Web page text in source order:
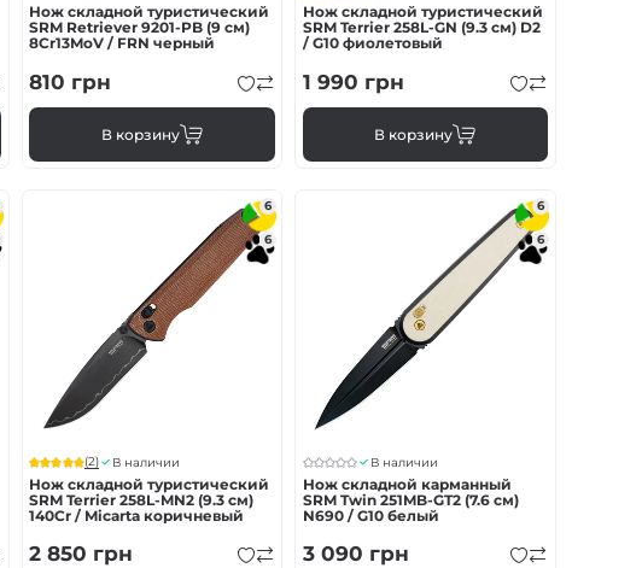
Нож складной туристический
SRM Retriever 9201-PB (9 см)
8Cr13MoV / FRN черный
810 грн
В корзину
Нож складной туристический
SRM Terrier 258L-GN (9.3 см) D2
/ G10 фиолетовый
1 990 грн
В корзину
6
6
(2) В наличии
Нож складной туристический
SRM Terrier 258L-MN2 (9.3 см)
140Cr / Micarta коричневый
2 850 грн
6
6
В наличии
Нож складной карманный
SRM Twin 251MB-GT2 (7.6 см)
N690 / G10 белый
3 090 грн